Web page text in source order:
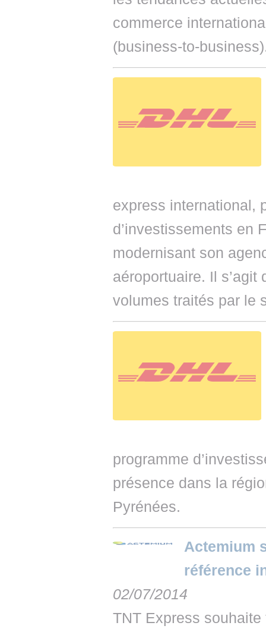
commerce
(business-to-
express international,
d’investissements en
modernisant son
aéroportuaire. Il
volumes traités par le
programme
présence dans la
Pyrénées.
Actemium
référence
02/07/2014
TNT Express